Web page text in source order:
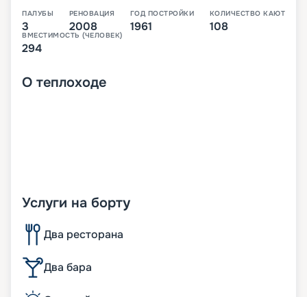
ПАЛУБЫ
3
РЕНОВАЦИЯ
2008
ГОД ПОСТРОЙКИ
1961
КОЛИЧЕСТВО КАЮТ
108
ВМЕСТИМОСТЬ (ЧЕЛОВЕК)
294
О теплоходе
Услуги на борту
Два ресторана
Два бара